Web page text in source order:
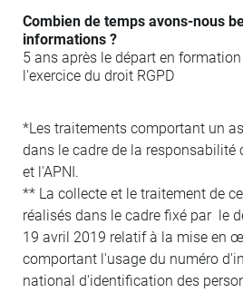
Combien de temps avons-nous
informations ?
5 ans après le départ en
l'exercice du droit RGPD
*Les traitements comportant un
dans le cadre de la responsabilité
et l'APNI.
** La collecte et le traitement de
réalisés dans le cadre fixé par le
19 avril 2019 relatif à la mise en
comportant l'usage du numéro
national d'identification des